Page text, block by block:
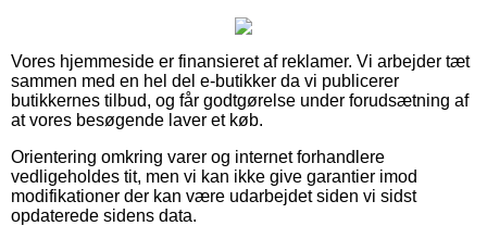
Vores hjemmeside er finansieret af reklamer. Vi arbejder tæt
sammen med en hel del e-butikker da vi publicerer
butikkernes tilbud, og får godtgørelse under forudsætning af
at vores besøgende laver et køb.
Orientering omkring varer og internet forhandlere
vedligeholdes tit, men vi kan ikke give garantier imod
modifikationer der kan være udarbejdet siden vi sidst
opdaterede sidens data.